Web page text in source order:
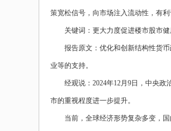
策宽松信号，向市场注入流动性，有
关键词：更大力度促进楼市股市
报告原文：优化和创新结构性货
业等的支持。
经观说：2024年12月9日，中央政
市的重视程度进一步提升。
当前，全球经济形势复杂多变，